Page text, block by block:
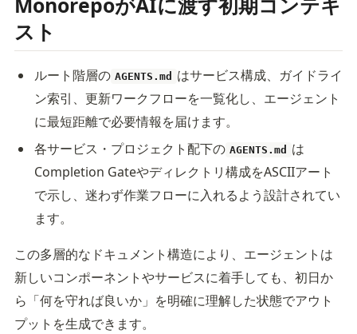
スト
ルート階層の AGENTS.md
はサービス構成、ガイドライ
ン索引、更新ワークフローを一覧化し、エージェント
に最短距離で必要情報を届けます。
各サービス・プロジェクト配下の AGENTS.md
は
Completion Gateやディレクトリ構成をASCIIアート
で示し、迷わず作業フローに入れるよう設計されてい
ます。
この多層的なドキュメント構造により、エージェントは
新しいコンポーネントやサービスに着手しても、初日か
ら「何を守れば良いか」を明確に理解した状態でアウト
プットを生成できます。